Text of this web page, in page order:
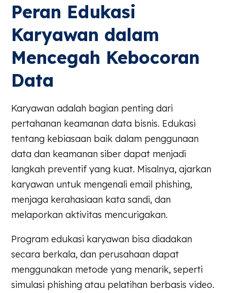
Peran Edukasi
Karyawan dalam
Mencegah Kebocoran
Data
Karyawan adalah bagian penting dari
pertahanan keamanan data bisnis. Edukasi
tentang kebiasaan baik dalam penggunaan
data dan keamanan siber dapat menjadi
langkah preventif yang kuat. Misalnya, ajarkan
karyawan untuk mengenali email phishing,
menjaga kerahasiaan kata sandi, dan
melaporkan aktivitas mencurigakan.
Program edukasi karyawan bisa diadakan
secara berkala, dan perusahaan dapat
menggunakan metode yang menarik, seperti
simulasi phishing atau pelatihan berbasis video.